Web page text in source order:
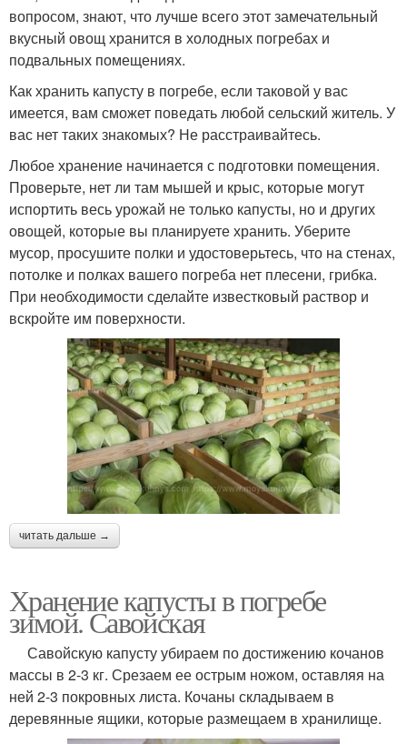
вопросом, знают, что лучше всего этот замечательный
вкусный овощ хранится в холодных погребах и
подвальных помещениях.
Как хранить капусту в погребе, если таковой у вас
имеется, вам сможет поведать любой сельский житель. У
вас нет таких знакомых? Не расстраивайтесь.
Любое хранение начинается с подготовки помещения.
Проверьте, нет ли там мышей и крыс, которые могут
испортить весь урожай не только капусты, но и других
овощей, которые вы планируете хранить. Уберите
мусор, просушите полки и удостоверьтесь, что на стенах,
потолке и полках вашего погреба нет плесени, грибка.
При необходимости сделайте известковый раствор и
вскройте им поверхности.
читать дальше →
Хранение капусты в погребе
зимой. Савойская
Савойскую капусту убираем по достижению кочанов
массы в 2-3 кг. Срезаем ее острым ножом, оставляя на
ней 2-3 покровных листа. Кочаны складываем в
деревянные ящики, которые размещаем в хранилище.